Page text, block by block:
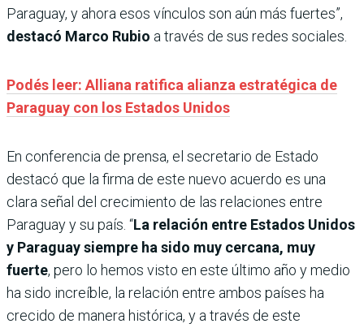
Paraguay, y ahora esos vínculos son aún más fuertes”,
destacó Marco Rubio a través de sus redes sociales.
Podés leer: Alliana ratifica alianza estratégica de
Paraguay con los Estados Unidos
En conferencia de prensa, el secretario de Estado
destacó que la firma de este nuevo acuerdo es una
clara señal del crecimiento de las relaciones entre
Paraguay y su país. “La relación entre Estados Unidos
y Paraguay siempre ha sido muy cercana, muy
fuerte, pero lo hemos visto en este último año y medio
ha sido increíble, la relación entre ambos países ha
crecido de manera histórica, y a través de este